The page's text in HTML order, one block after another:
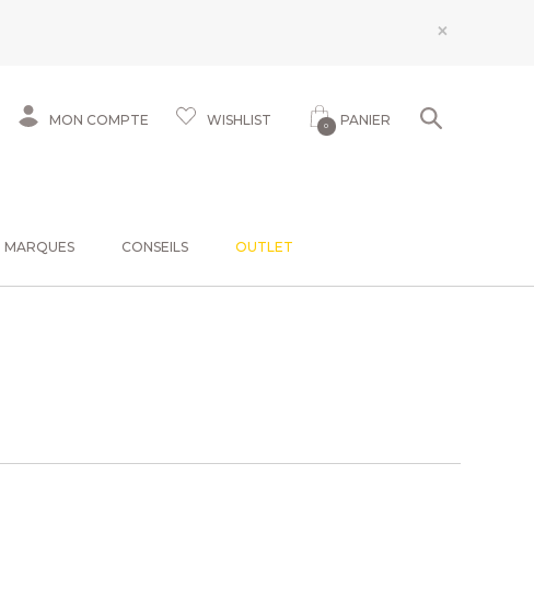
×
MON COMPTE WISHLIST 0 PANIER
MARQUES CONSEILS OUTLET